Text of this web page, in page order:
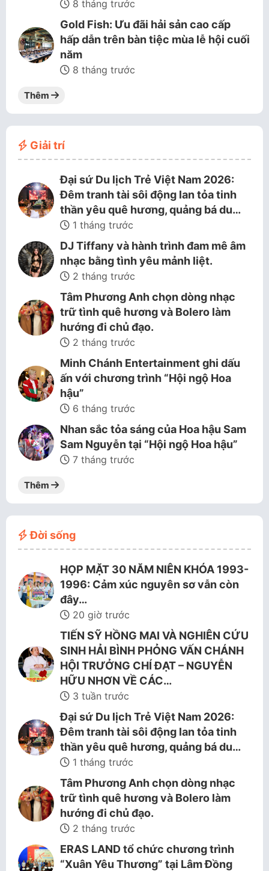
8 tháng trước
Gold Fish: Ưu đãi hải sản cao cấp
hấp dẫn trên bàn tiệc mùa lễ hội cuối
năm
8 tháng trước
Thêm
Giải trí
Đại sứ Du lịch Trẻ Việt Nam 2026:
Đêm tranh tài sôi động lan tỏa tinh
thần yêu quê hương, quảng bá du…
1 tháng trước
DJ Tiffany và hành trình đam mê âm
nhạc bằng tình yêu mảnh liệt.
2 tháng trước
Tâm Phương Anh chọn dòng nhạc
trữ tình quê hương và Bolero làm
hướng đi chủ đạo.
2 tháng trước
Minh Chánh Entertainment ghi dấu
ấn với chương trình “Hội ngộ Hoa
hậu”
6 tháng trước
Nhan sắc tỏa sáng của Hoa hậu Sam
Sam Nguyễn tại “Hội ngộ Hoa hậu”
7 tháng trước
Thêm
Đời sống
HỌP MẶT 30 NĂM NIÊN KHÓA 1993-
1996: Cảm xúc nguyên sơ vẫn còn
đây…
20 giờ trước
TIẾN SỸ HỒNG MAI VÀ NGHIÊN CỨU
SINH HẢI BÌNH PHỎNG VẤN CHÁNH
HỘI TRƯỞNG CHÍ ĐẠT – NGUYỄN
HỮU NHƠN VỀ CÁC…
3 tuần trước
Đại sứ Du lịch Trẻ Việt Nam 2026:
Đêm tranh tài sôi động lan tỏa tinh
thần yêu quê hương, quảng bá du…
1 tháng trước
Tâm Phương Anh chọn dòng nhạc
trữ tình quê hương và Bolero làm
hướng đi chủ đạo.
2 tháng trước
ERAS LAND tổ chức chương trình
“Xuân Yêu Thương” tại Lâm Đồng